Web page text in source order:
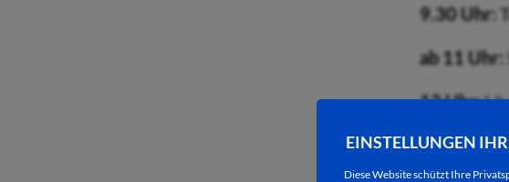
EINSTELLUNGEN
Diese Website schützt Ihre
9.30 Uhr:
ab 11 Uhr:
12 Uhr:
15 Uhr: